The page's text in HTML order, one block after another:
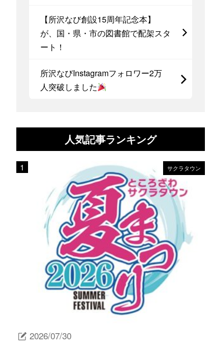
【所沢なび創設15周年記念本】
が、国・県・市の図書館で配架スタ
ート！
所沢なびInstagramフォロワー2万
人突破しました
人気記事ランキング
サクラタウン
2026/07/30